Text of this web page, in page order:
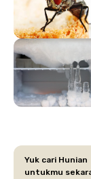
Yuk cari Hunian
untukmu